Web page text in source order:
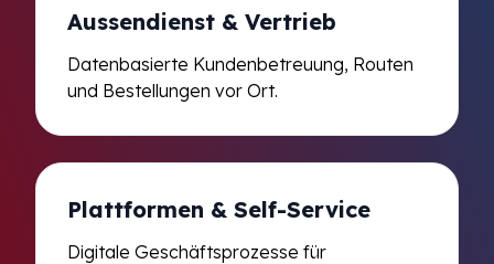
Aussendienst & Vertrieb
Datenbasierte Kundenbetreuung, Routen
und Bestellungen vor Ort.
Plattformen & Self-Service
Digitale Geschäftsprozesse für